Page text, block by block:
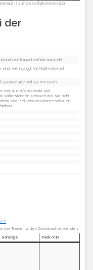
2,2uF Elektrolytkondensator
der
und kein Bauteil defekt aussieht
sind, wenn ja ggf. mit Multimeter auf
12V/-12V und -5V messen.
mal alle Widerstände und
Widerständen schauen das sie nicht
sind. Bei Kondensatoren schauen
der Treiber für den Download verwenden.
Sonstige Pack/CD